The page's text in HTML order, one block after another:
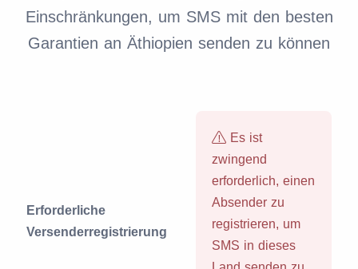
Einschränkungen, um SMS mit den besten
Garantien an Äthiopien senden zu können
Erforderliche
Versenderregistrierung
Es ist
zwingend
erforderlich, einen
Absender zu
registrieren, um
SMS in dieses